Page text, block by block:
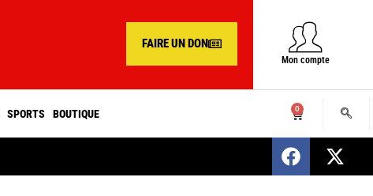
FAIRE UN DON
Mon compte
SPORTS BOUTIQUE 0
SENEGAL : Nomination d’un nouveau